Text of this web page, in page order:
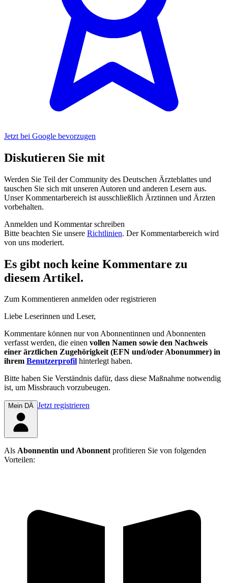
Jetzt bei Google bevorzugen
Diskutieren Sie mit
Werden Sie Teil der Community des Deutschen Ärzteblattes und
tauschen Sie sich mit unseren Autoren und anderen Lesern aus.
Unser Kommentarbereich ist ausschließlich Ärztinnen und Ärzten
vorbehalten.
Anmelden und Kommentar schreiben
Bitte beachten Sie unsere Richtlinien. Der Kommentarbereich wird
von uns moderiert.
Es gibt noch keine Kommentare zu
diesem Artikel.
Zum Kommentieren anmelden oder registrieren
Liebe Leserinnen und Leser,
Kommentare können nur von Abonnentinnen und Abonnenten
verfasst werden, die einen vollen Namen sowie den Nachweis
einer ärztlichen Zugehörigkeit (EFN und/oder Abonummer) in
ihrem Benutzerprofil hinterlegt haben.
Bitte haben Sie Verständnis dafür, dass diese Maßnahme notwendig
ist, um Missbrauch vorzubeugen.
Mein DÄ Jetzt registrieren
Als Abonnentin und Abonnentprofitieren Sie von folgenden
Vorteilen: